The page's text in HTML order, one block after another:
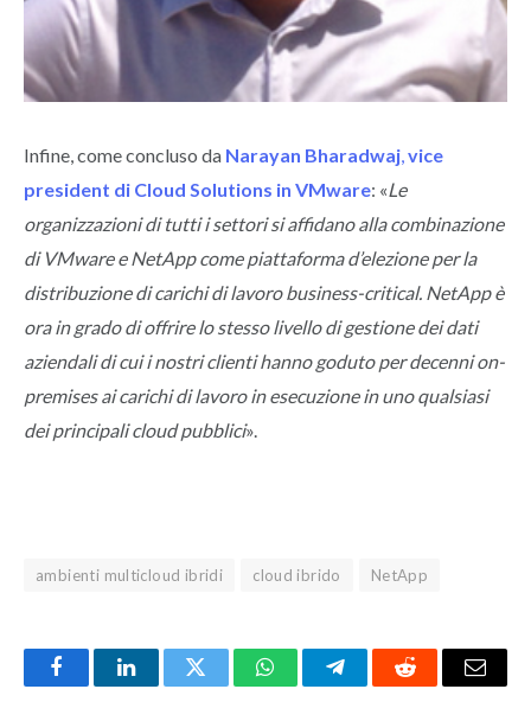
Infine, come concluso da Narayan Bharadwaj,vice
president di Cloud Solutions in VMware: «Le
organizzazioni di tutti i settori si affidano alla combinazione
di VMware e NetApp come piattaforma d’elezione per la
distribuzione di carichi di lavoro business-critical. NetApp è
ora in grado di offrire lo stesso livello di gestione dei dati
aziendali di cui i nostri clienti hanno goduto per decenni on-
premises ai carichi di lavoro in esecuzione in uno qualsiasi
dei principali cloud pubblici».
ambienti multicloud ibridi cloud ibrido NetApp
FacebookLinkedInTwitter WhatsAppTelegramReddit Email